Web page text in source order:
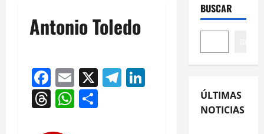
Antonio Toledo
Facebook
Email
X Telegram
Threads
WhatsApp
BUSCAR
ÚLTIMAS
NOTICIAS